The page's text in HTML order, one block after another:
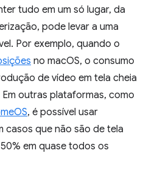
tudo em um só lugar, da
pode levar a uma
Por exemplo, quando o
no macOS, o consumo
de vídeo em tela cheia
outras plataformas, como
, é possível usar
casos que não são de tela
em quase todos os